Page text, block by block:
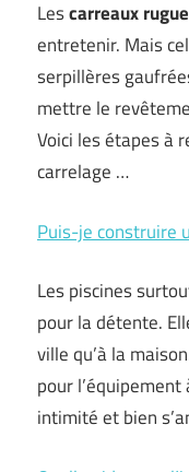
Lescarreaux
entretenir. Mais
serpillères
mettre le
Voici les étapes à
carrelage …
Puis-je construire
Les piscines
pour la détente.
ville qu’à la
pour
intimité et bien